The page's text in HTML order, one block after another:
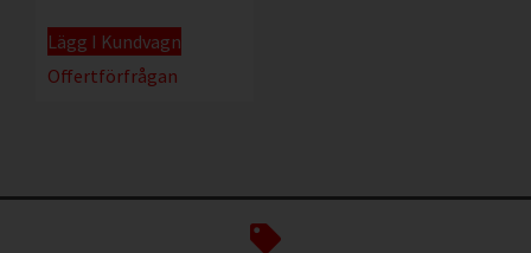
Lägg I Kundvagn
Offertförfrågan